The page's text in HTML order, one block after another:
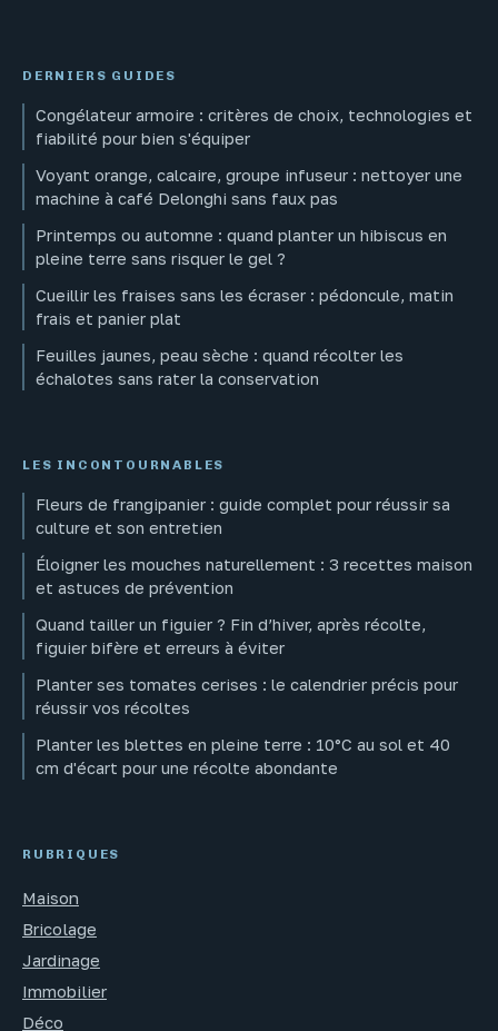
DERNIERS GUIDES
Congélateur armoire : critères de choix, technologies et
fiabilité pour bien s'équiper
Voyant orange, calcaire, groupe infuseur : nettoyer une
machine à café Delonghi sans faux pas
Printemps ou automne : quand planter un hibiscus en
pleine terre sans risquer le gel ?
Cueillir les fraises sans les écraser : pédoncule, matin
frais et panier plat
Feuilles jaunes, peau sèche : quand récolter les
échalotes sans rater la conservation
LES INCONTOURNABLES
Fleurs de frangipanier : guide complet pour réussir sa
culture et son entretien
Éloigner les mouches naturellement : 3 recettes maison
et astuces de prévention
Quand tailler un figuier ? Fin d’hiver, après récolte,
figuier bifère et erreurs à éviter
Planter ses tomates cerises : le calendrier précis pour
réussir vos récoltes
Planter les blettes en pleine terre : 10°C au sol et 40
cm d'écart pour une récolte abondante
RUBRIQUES
Maison
Bricolage
Jardinage
Immobilier
Déco